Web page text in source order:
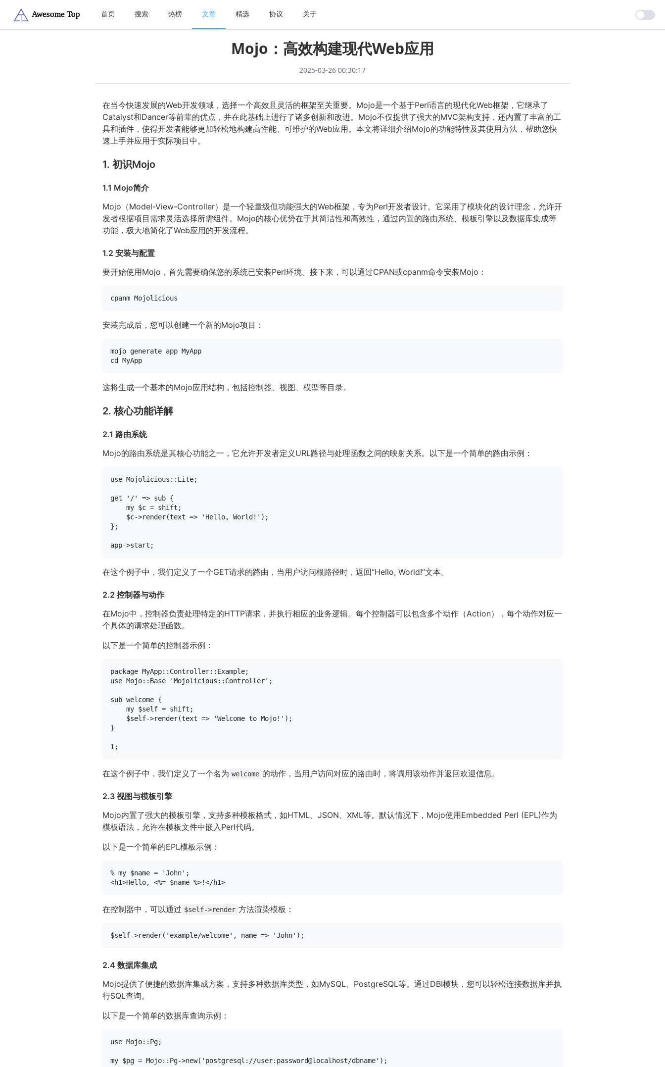
首页 搜索 热榜 文章 精选 协议 关于
Mojo：高效构建现代Web应用
2025-03-26 00:30:17
在当今快速发展的Web开发领域，选择一个高效且灵活的框架至关重要。Mojo是一个基于Perl语言的现代化Web框架，它继承了
Catalyst和Dancer等前辈的优点，并在此基础上进行了诸多创新和改进。Mojo不仅提供了强大的MVC架构支持，还内置了丰富的工
具和插件，使得开发者能够更加轻松地构建高性能、可维护的Web应用。本文将详细介绍Mojo的功能特性及其使用方法，帮助您快
速上手并应用于实际项目中。
1. 初识Mojo
1.1 Mojo简介
Mojo（Model-View-Controller）是一个轻量级但功能强大的Web框架，专为Perl开发者设计。它采用了模块化的设计理念，允许开
发者根据项目需求灵活选择所需组件。Mojo的核心优势在于其简洁性和高效性，通过内置的路由系统、模板引擎以及数据库集成等
功能，极大地简化了Web应用的开发流程。
1.2 安装与配置
要开始使用Mojo，首先需要确保您的系统已安装Perl环境。接下来，可以通过CPAN或cpanm命令安装Mojo：
安装完成后，您可以创建一个新的Mojo项目：
cd
这将生成一个基本的Mojo应用结构，包括控制器、视图、模型等目录。
2. 核心功能详解
2.1 路由系统
Mojo的路由系统是其核心功能之一，它允许开发者定义URL路径与处理函数之间的映射关系。以下是一个简单的路由示例：
use Mojolicious::Lite;
get '/' => sub {
my $c = shift ;
$c->render(text => 'Hello, World!' );
};
在这个例子中，我们定义了一个GET请求的路由，当用户访问根路径时，返回“Hello, World!”文本。
2.2 控制器与动作
在Mojo中，控制器负责处理特定的HTTP请求，并执行相应的业务逻辑。每个控制器可以包含多个动作（Action），每个动作对应一
个具体的请求处理函数。
以下是一个简单的控制器示例：
package
use Mojo::Base 'Mojolicious::Controller' ;
sub welcome {
my $self = shift ;
$self->render(text => 'Welcome to Mojo!' );
}
1
在这个例子中，我们定义了一个名为 welcome 的动作，当用户访问对应的路由时，将调用该动作并返回欢迎信息。
2.3 视图与模板引擎
Mojo内置了强大的模板引擎，支持多种模板格式，如HTML、JSON、XML等。默认情况下，Mojo使用Embedded Perl (EPL)作为
模板语法，允许在模板文件中嵌入Perl代码。
以下是一个简单的EPL模板示例：
<h1>Hello, <%= $name %>!</h1>
在控制器中，可以通过 $self->render 方法渲染模板：
$self->render( 'example/welcome' , name => 'John'
2.4 数据库集成
Mojo提供了便捷的数据库集成方案，支持多种数据库类型，如MySQL、PostgreSQL等。通过DBI模块，您可以轻松连接数据库并执
行SQL查询。
以下是一个简单的数据库查询示例：
use Mojo::Pg;
my $pg = Mojo::Pg->new( 'postgresql://user:password@localhost/dbname' );